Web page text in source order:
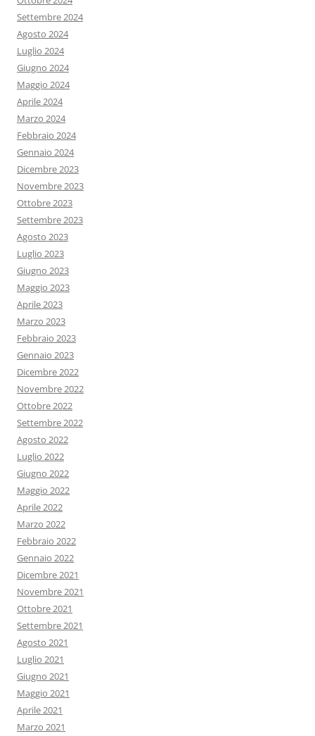
Settembre 2024
Agosto 2024
Luglio 2024
Giugno 2024
Maggio 2024
Aprile 2024
Marzo 2024
Febbraio 2024
Gennaio 2024
Dicembre 2023
Novembre 2023
Ottobre 2023
Settembre 2023
Agosto 2023
Luglio 2023
Giugno 2023
Maggio 2023
Aprile 2023
Marzo 2023
Febbraio 2023
Gennaio 2023
Dicembre 2022
Novembre 2022
Ottobre 2022
Settembre 2022
Agosto 2022
Luglio 2022
Giugno 2022
Maggio 2022
Aprile 2022
Marzo 2022
Febbraio 2022
Gennaio 2022
Dicembre 2021
Novembre 2021
Ottobre 2021
Settembre 2021
Agosto 2021
Luglio 2021
Giugno 2021
Maggio 2021
Aprile 2021
Marzo 2021